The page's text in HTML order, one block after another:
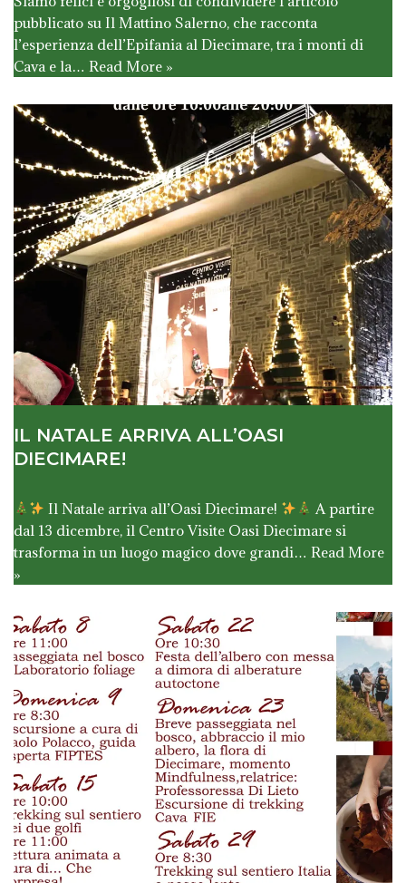
pubblicato su Il Mattino Salerno, che racconta
l’esperienza dell’Epifania al Diecimare, tra i monti di
Cava e la… Read More »
IL NATALE ARRIVA ALL’OASI
DIECIMARE!
Il Natale arriva all’Oasi Diecimare!
A partire
dal 13 dicembre, il Centro Visite Oasi Diecimare si
trasforma in un luogo magico dove grandi… Read More
»